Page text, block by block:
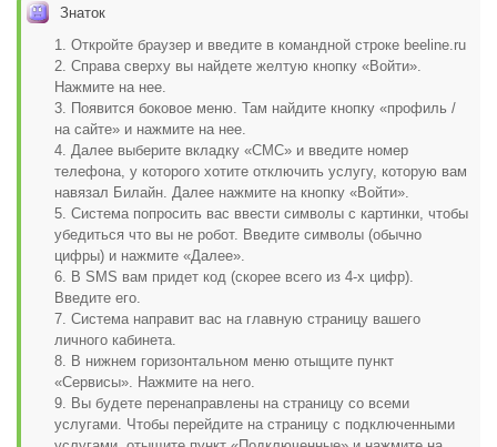
Знаток
1. Откройте браузер и введите в командной строке beeline.ru
2. Справа сверху вы найдете желтую кнопку «Войти».
Нажмите на нее.
3. Появится боковое меню. Там найдите кнопку «профиль /
на сайте» и нажмите на нее.
4. Далее выберите вкладку «СМС» и введите номер
телефона, у которого хотите отключить услугу, которую вам
навязал Билайн. Далее нажмите на кнопку «Войти».
5. Система попросить вас ввести символы с картинки, чтобы
убедиться что вы не робот. Введите символы (обычно
цифры) и нажмите «Далее».
6. В SMS вам придет код (скорее всего из 4-х цифр).
Введите его.
7. Система направит вас на главную страницу вашего
личного кабинета.
8. В нижнем горизонтальном меню отыщите пункт
«Сервисы». Нажмите на него.
9. Вы будете перенаправлены на страницу со всеми
услугами. Чтобы перейдите на страницу с подключенными
Открыть полностью
Проверяй акции, делай видео-обзор и зарабатывайт
от 1000 рублей за одно видел.
Открыть полностью
Можешь предложить свои промокоды для публикации.
Открыть полностью